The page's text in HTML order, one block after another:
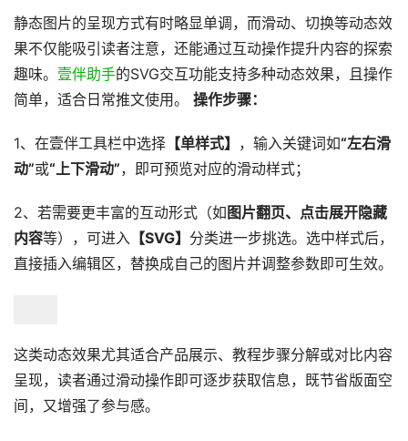
静态图片的呈现方式有时略显单调，而滑动、切换等动态效
果不仅能吸引读者注意，还能通过互动操作提升内容的探索
趣味。 壹伴助手的SVG交互功能支持多种动态效果，且操作
简单，适合日常推文使用。 操作步骤：
1、在壹伴工具栏中选择 【单样式】 ，输入关键词如“左右滑
动”或“上下滑动”，即可预览对应的滑动样式；
2、若需要更丰富的互动形式（如 图片翻页、点击展开隐藏
内容等），可进入 【SVG】 分类进一步挑选。选中样式后，
直接插入编辑区，替换成自己的图片并调整参数即可生效。
这类动态效果尤其适合产品展示、教程步骤分解或对比内容
呈现，读者通过滑动操作即可逐步获取信息，既节省版面空
间，又增强了参与感。